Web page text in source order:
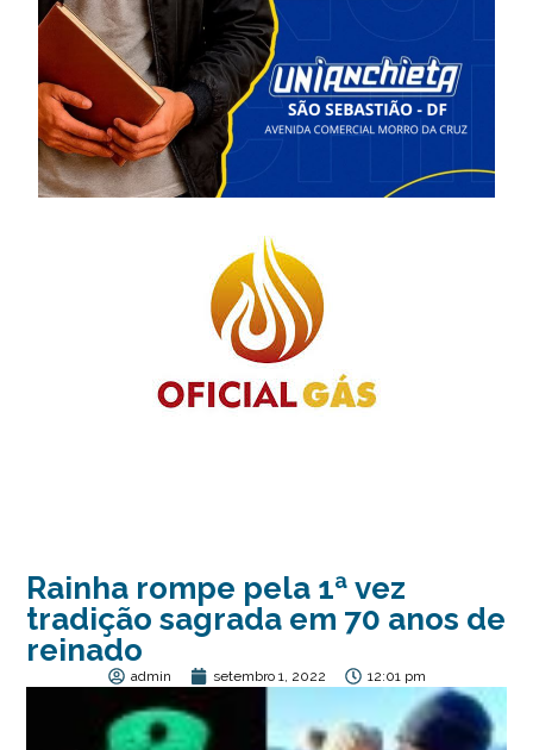
Rainha rompe pela 1ª vez
tradição sagrada em 70 anos de
reinado
admin setembro 1, 2022 12:01 pm